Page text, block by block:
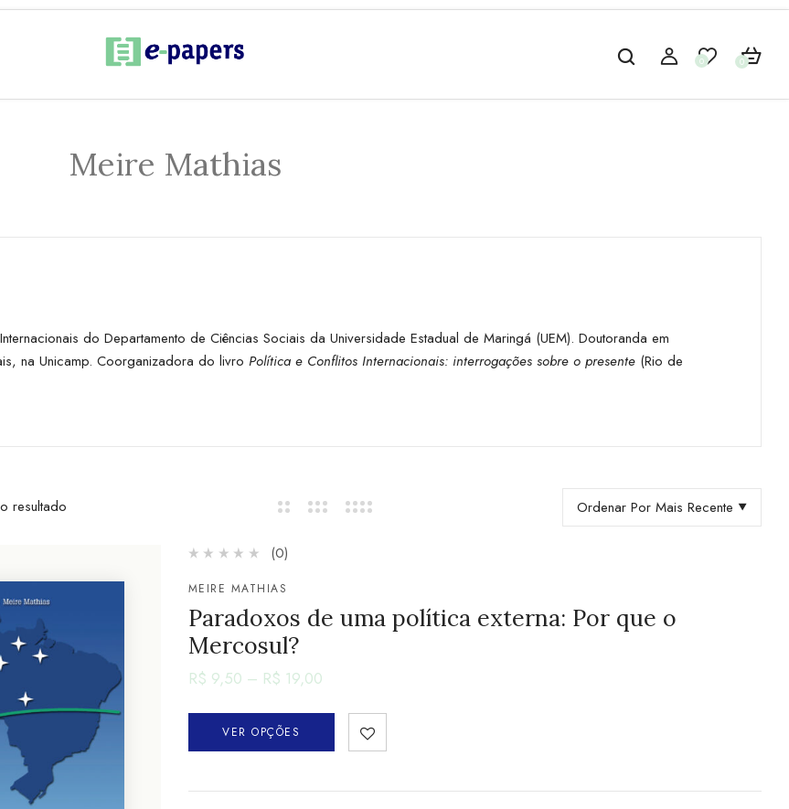
0 0
Meire Mathias
do Departamento de Ciências Sociais da Universidade Estadual de Maringá (UEM). Doutoranda em
na Unicamp. Coorganizadora do livro Política e Conflitos Internacionais: interrogações sobre o presente (Rio de
resultado Ordenar Por Mais Recente
(0)
MEIRE MATHIAS
Paradoxos de uma política externa: Por que o
Mercosul?
R$ 9,50 – R$ 19,00
VER OPÇÕES